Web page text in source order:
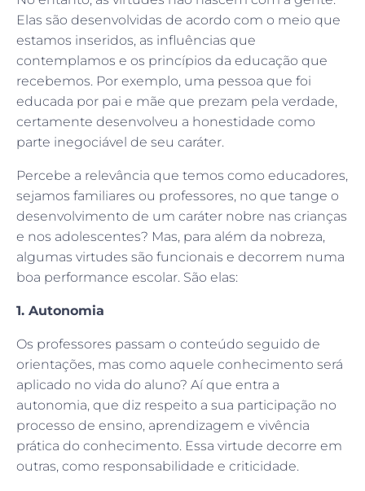
Elas são desenvolvidas de acordo com o meio que
estamos inseridos, as influências que
contemplamos e os princípios da educação que
recebemos. Por exemplo, uma pessoa que foi
educada por pai e mãe que prezam pela verdade,
certamente desenvolveu a honestidade como
parte inegociável de seu caráter.
Percebe a relevância que temos como educadores,
sejamos familiares ou professores, no que tange o
desenvolvimento de um caráter nobre nas crianças
e nos adolescentes? Mas, para além da nobreza,
algumas virtudes são funcionais e decorrem numa
boa performance escolar. São elas:
1. Autonomia
Os professores passam o conteúdo seguido de
orientações, mas como aquele conhecimento será
aplicado no vida do aluno? Aí que entra a
autonomia, que diz respeito a sua participação no
processo de ensino, aprendizagem e vivência
prática do conhecimento. Essa virtude decorre em
outras, como responsabilidade e criticidade.